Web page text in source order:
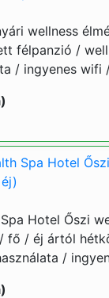
wellness
félpanzió /
/ ingyenes wifi
Spa Hotel
Hotel Őszi
fő / éj ártól
/